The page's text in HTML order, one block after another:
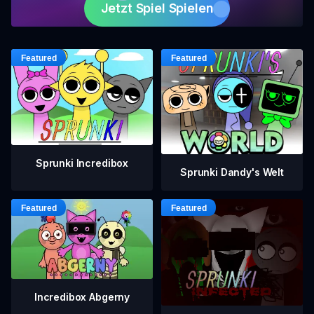
Jetzt Spiel Spielen
Sprunki Incredibox
Sprunki Dandy's Welt
Incredibox Abgerny